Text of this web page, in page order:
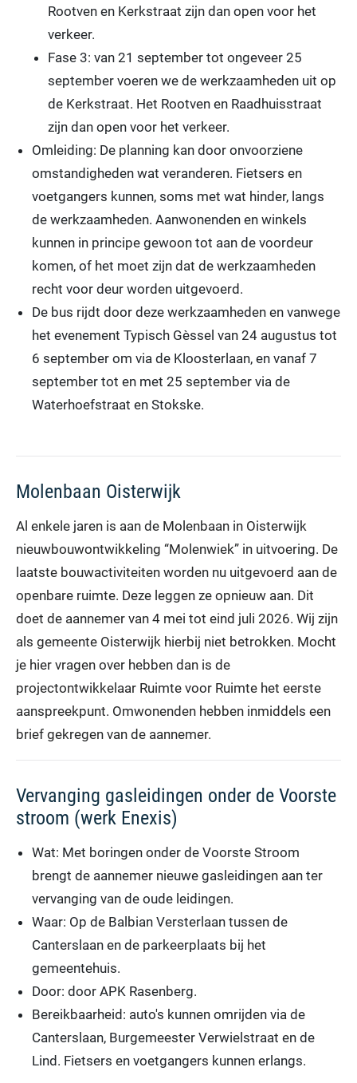
Rootven en Kerkstraat zijn dan open voor het
verkeer.
Fase 3: van 21 september tot ongeveer 25
september voeren we de werkzaamheden uit op
de Kerkstraat. Het Rootven en Raadhuisstraat
zijn dan open voor het verkeer.
Omleiding: De planning kan door onvoorziene
omstandigheden wat veranderen. Fietsers en
voetgangers kunnen, soms met wat hinder, langs
de werkzaamheden. Aanwonenden en winkels
kunnen in principe gewoon tot aan de voordeur
komen, of het moet zijn dat de werkzaamheden
recht voor deur worden uitgevoerd.
De bus rijdt door deze werkzaamheden en vanwege
het evenement Typisch Gèssel van 24 augustus tot
6 september om via de Kloosterlaan, en vanaf 7
september tot en met 25 september via de
Waterhoefstraat en Stokske.
Molenbaan Oisterwijk
Al enkele jaren is aan de Molenbaan in Oisterwijk
nieuwbouwontwikkeling “Molenwiek” in uitvoering. De
laatste bouwactiviteiten worden nu uitgevoerd aan de
openbare ruimte. Deze leggen ze opnieuw aan. Dit
doet de aannemer van 4 mei tot eind juli 2026. Wij zijn
als gemeente Oisterwijk hierbij niet betrokken. Mocht
je hier vragen over hebben dan is de
projectontwikkelaar Ruimte voor Ruimte het eerste
aanspreekpunt. Omwonenden hebben inmiddels een
brief gekregen van de aannemer.
Vervanging gasleidingen onder de Voorste
stroom (werk Enexis)
Wat: Met boringen onder de Voorste Stroom
brengt de aannemer nieuwe gasleidingen aan ter
vervanging van de oude leidingen.
Waar: Op de Balbian Versterlaan tussen de
Canterslaan en de parkeerplaats bij het
gemeentehuis.
Door: door APK Rasenberg.
Bereikbaarheid: auto's kunnen omrijden via de
Canterslaan, Burgemeester Verwielstraat en de
Lind. Fietsers en voetgangers kunnen erlangs.